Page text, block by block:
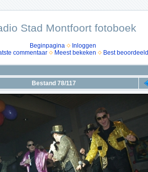
Stad Montfoort fotoboek
Beginpagina
Inloggen
commentaar Meest bekeken Best beoordeeld
Bestand 78/117